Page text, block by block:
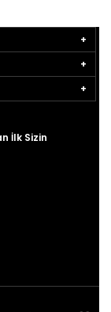
İlk Sizin